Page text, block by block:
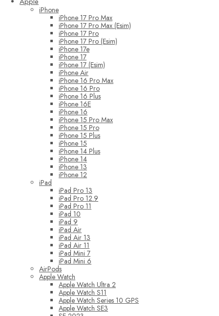
iPhone
iPhone 17 Pro Max
iPhone 17 Pro Max (Esim)
iPhone 17 Pro
iPhone 17 Pro (Esim)
iPhone 17e
iPhone 17
iPhone 17 (Esim)
iPhone Air
iPhone 16 Pro Max
iPhone 16 Pro
iPhone 16 Plus
iPhone 16E
iPhone 16
iPhone 15 Pro Max
iPhone 15 Pro
iPhone 15 Plus
iPhone 15
iPhone 14 Plus
iPhone 14
iPhone 13
iPhone 12
iPad
iPad Pro 13
iPad Pro 12.9
iPad Pro 11
iPad 10
iPad 9
iPad Air
iPad Air 13
iPad Air 11
iPad Mini 7
iPad Mini 6
AirPods
Apple Watch
Apple Watch Ultra 2
Apple Watch S11
Apple Watch Series 10 GPS
Apple Watch SE3